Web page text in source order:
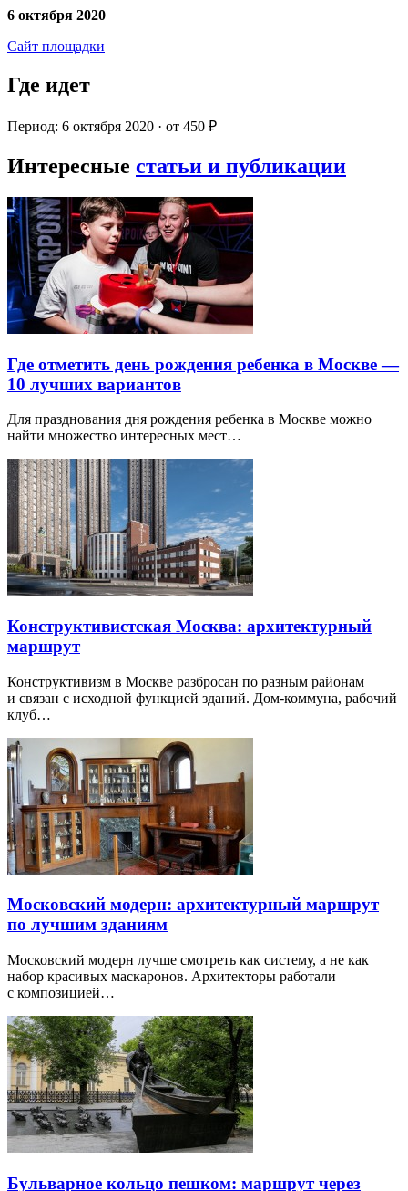
6 октября 2020
Сайт площадки
Где идет
Период: 6 октября 2020 · от 450 ₽
Интересные статьи и публикации
Где отметить день рождения ребенка в Москве —
10 лучших вариантов
Для празднования дня рождения ребенка в Москве можно
найти множество интересных мест…
Конструктивистская Москва: архитектурный
маршрут
Конструктивизм в Москве разбросан по разным районам
и связан с исходной функцией зданий. Дом-коммуна, рабочий
клуб…
Московский модерн: архитектурный маршрут
по лучшим зданиям
Московский модерн лучше смотреть как систему, а не как
набор красивых маскаронов. Архитекторы работали
с композицией…
Бульварное кольцо пешком: маршрут через